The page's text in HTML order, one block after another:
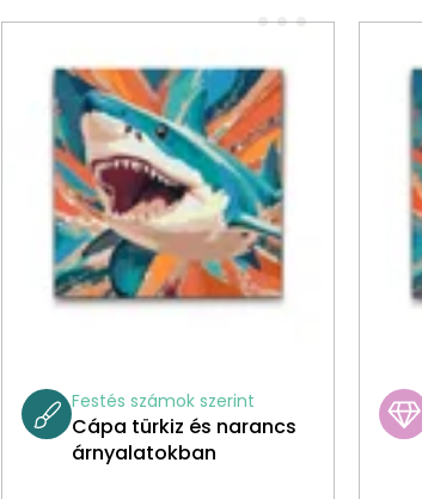
Festés számok szerint
Cápa türkiz és narancs
árnyalatokban